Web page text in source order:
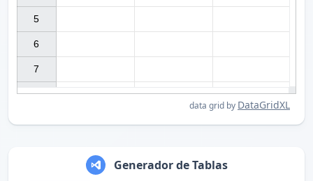
data grid by DataGridXL
5
6
7
Generador de Tablas